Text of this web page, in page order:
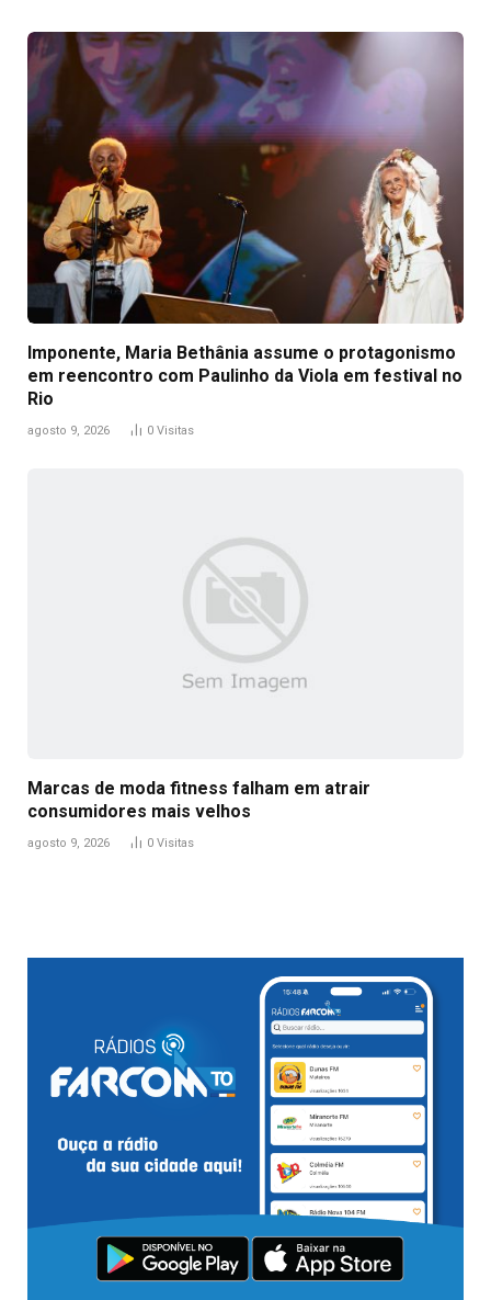
Imponente, Maria Bethânia assume o protagonismo
em reencontro com Paulinho da Viola em festival no
Rio
agosto 9, 2026 0 Visitas
Marcas de moda fitness falham em atrair
consumidores mais velhos
agosto 9, 2026 0 Visitas